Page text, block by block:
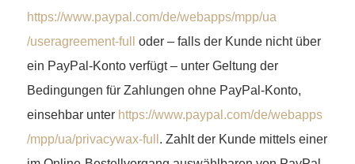
https://www.paypal.com/de/webapps/mpp/ua
/useragreement-full
oder – falls der Kunde nicht über
ein PayPal-Konto verfügt – unter Geltung der
Bedingungen für Zahlungen ohne PayPal-Konto,
einsehbar unter https://www.paypal.com/de/webapps
/mpp/ua/privacywax-full . Zahlt der Kunde mittels einer